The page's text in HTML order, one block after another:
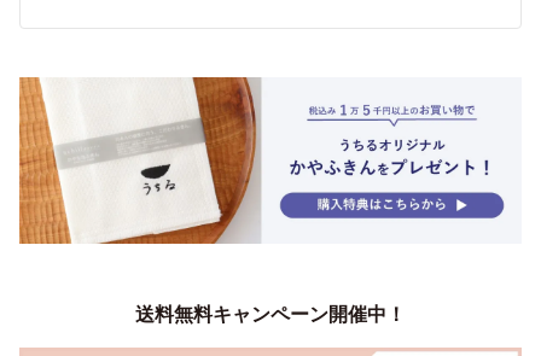
送料無料キャンペーン開催中！